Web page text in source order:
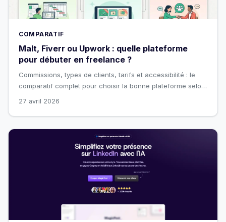
COMPARATIF
Malt, Fiverr ou Upwork : quelle plateforme
pour débuter en freelance ?
Commissions, types de clients, tarifs et accessibilité : le
comparatif complet pour choisir la bonne plateforme selon
27 avril 2026